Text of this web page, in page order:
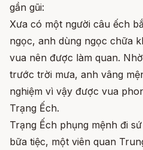
gần gũi:
Xưa có một người câu ếch
ngọc, anh dùng ngọc chữa
vua nên được làm quan.
trước trời mưa, anh vâng
nghiệm vì vậy được vua
Trạng Ếch.
Trạng Ếch phụng mệnh đi
bữa tiệc, một viên quan